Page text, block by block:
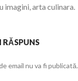
imagini, arta culinara.
RĂSPUNS
email nu va fi publicată.